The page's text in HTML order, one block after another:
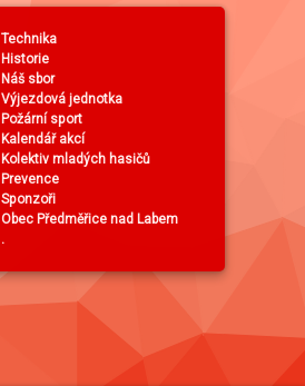
Technika
Historie
Náš sbor
Výjezdová jednotka
Požární sport
Kalendář akcí
Kolektiv mladých hasičů
Prevence
Sponzoři
Obec Předměřice nad Labem
.